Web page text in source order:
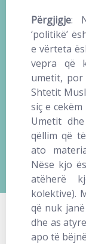
Përgjigje:
‘politikë’
e vërteta
vepra që
umetit,
Shtetit
siç e
Umetit
qëllim që
ato
Nëse kjo
atëherë
kolektive).
që nuk
dhe as
apo të